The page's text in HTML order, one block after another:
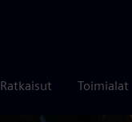
Ratkaisut Toimialat